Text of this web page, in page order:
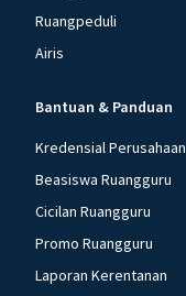
Ruangpeduli
Airis
Bantuan & Panduan
Kredensial Perusahaan
Beasiswa Ruangguru
Cicilan Ruangguru
Promo Ruangguru
Laporan Kerentanan